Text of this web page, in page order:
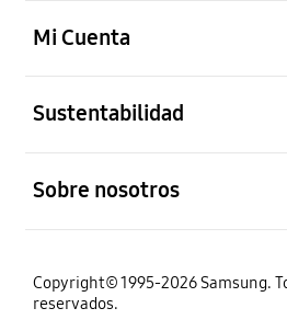
Mi Cuenta
Sustentabilidad
Sobre nosotros
Copyright© 1995-2026 Samsung.
reservados.